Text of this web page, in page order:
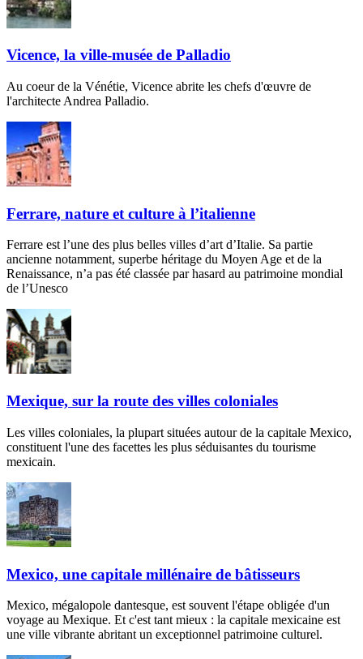
Vicence, la ville-musée de Palladio
Au coeur de la Vénétie, Vicence abrite les chefs d'œuvre de
l'architecte Andrea Palladio.
Ferrare, nature et culture à l’italienne
Ferrare est l’une des plus belles villes d’art d’Italie. Sa partie
ancienne notamment, superbe héritage du Moyen Age et de la
Renaissance, n’a pas été classée par hasard au patrimoine mondial
de l’Unesco
Mexique, sur la route des villes coloniales
Les villes coloniales, la plupart situées autour de la capitale Mexico,
constituent l'une des facettes les plus séduisantes du tourisme
mexicain.
Mexico, une capitale millénaire de bâtisseurs
Mexico, mégalopole dantesque, est souvent l'étape obligée d'un
voyage au Mexique. Et c'est tant mieux : la capitale mexicaine est
une ville vibrante abritant un exceptionnel patrimoine culturel.